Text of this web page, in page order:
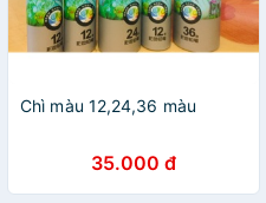
Chì màu 12,24,36 màu
35.000 đ